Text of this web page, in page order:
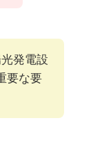
発電設
要な要